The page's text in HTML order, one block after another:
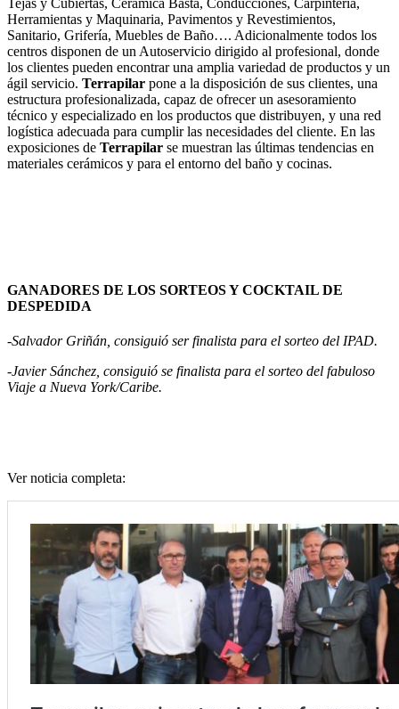
Tejas y Cubiertas, Cerámica Basta, Conducciones, Carpintería,
Herramientas y Maquinaria, Pavimentos y Revestimientos,
Sanitario, Grifería, Muebles de Baño…. Adicionalmente todos los
centros disponen de un Autoservicio dirigido al profesional, donde
los clientes pueden encontrar una amplia variedad de productos y un
ágil servicio. Terrapilar pone a la disposición de sus clientes, una
estructura profesionalizada, capaz de ofrecer un asesoramiento
técnico y especializado en los productos que distribuyen, y una red
logística adecuada para cumplir las necesidades del cliente. En las
exposiciones de Terrapilar se muestran las últimas tendencias en
materiales cerámicos y para el entorno del baño y cocinas.
GANADORES DE LOS SORTEOS Y COCKTAIL DE
DESPEDIDA
-Salvador Griñán, consiguió ser finalista para el sorteo del IPAD.
-Javier Sánchez, consiguió se finalista para el sorteo del fabuloso
Viaje a Nueva York/Caribe.
Ver noticia completa: